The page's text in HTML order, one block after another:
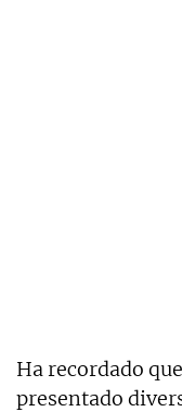
Ha recordado
presentado